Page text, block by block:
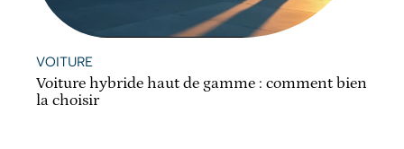
VOITURE
Voiture hybride haut de gamme : comment bien
la choisir